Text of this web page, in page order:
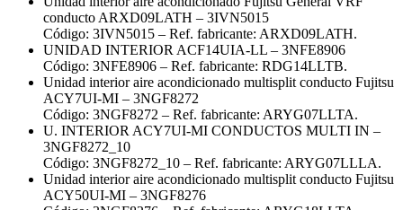
conducto ARXD09LATH – 3IVN5015
Código: 3IVN5015 – Ref. fabricante: ARXD09LATH.
UNIDAD INTERIOR ACF14UIA-LL – 3NFE8906
Código: 3NFE8906 – Ref. fabricante: RDG14LLTB.
Unidad interior aire acondicionado multisplit conducto Fujitsu
ACY7UI-MI – 3NGF8272
Código: 3NGF8272 – Ref. fabricante: ARYG07LLTA.
U. INTERIOR ACY7UI-MI CONDUCTOS MULTI IN –
3NGF8272_10
Código: 3NGF8272_10 – Ref. fabricante: ARYG07LLLA.
Unidad interior aire acondicionado multisplit conducto Fujitsu
ACY50UI-MI – 3NGF8276